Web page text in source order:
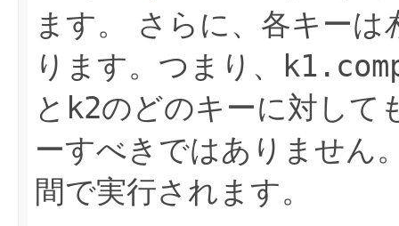
ます。
さらに、各キーは
ります。つまり、
と k2のどのキーに対して
ーすべきではありません
間で実行されます。